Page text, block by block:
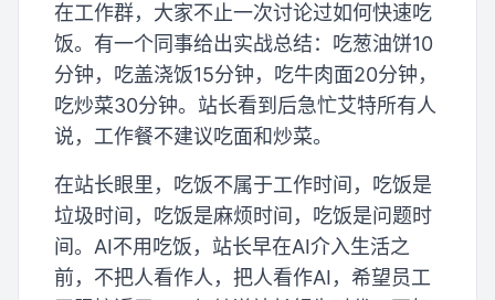
在工作群，大家不止一次讨论过如何快速吃
饭。有一个同事给出实战总结：吃葱油饼10
分钟，吃盖浇饭15分钟，吃牛肉面20分钟，
吃炒菜30分钟。站长看到后急忙艾特所有人
说，工作餐不建议吃面和炒菜。
在站长眼里，吃饭不属于工作时间，吃饭是
垃圾时间，吃饭是麻烦时间，吃饭是问题时
间。AI不用吃饭，站长早在AI介入生活之
前，不把人看作人，把人看作AI，希望员工